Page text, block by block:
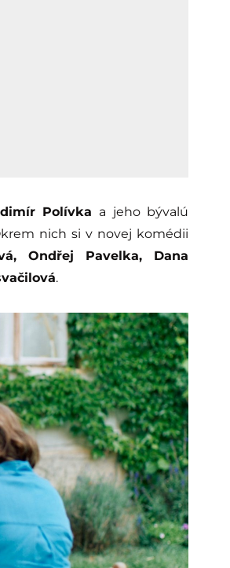
Polívka a jeho bývalú
nich si v novej komédii
Ondřej Pavelka, Dana
.